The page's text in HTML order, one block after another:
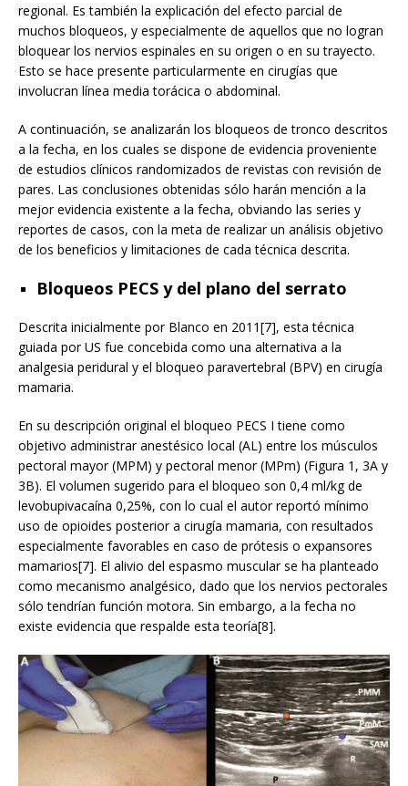
regional. Es también la explicación del efecto parcial de
muchos bloqueos, y especialmente de aquellos que no logran
bloquear los nervios espinales en su origen o en su trayecto.
Esto se hace presente particularmente en cirugías que
involucran línea media torácica o abdominal.
A continuación, se analizarán los bloqueos de tronco descritos
a la fecha, en los cuales se dispone de evidencia proveniente
de estudios clínicos randomizados de revistas con revisión de
pares. Las conclusiones obtenidas sólo harán mención a la
mejor evidencia existente a la fecha, obviando las series y
reportes de casos, con la meta de realizar un análisis objetivo
de los beneficios y limitaciones de cada técnica descrita.
Bloqueos PECS y del plano del serrato
Descrita inicialmente por Blanco en 2011[7], esta técnica
guiada por US fue concebida como una alternativa a la
analgesia peridural y el bloqueo paravertebral (BPV) en cirugía
mamaria.
En su descripción original el bloqueo PECS I tiene como
objetivo administrar anestésico local (AL) entre los músculos
pectoral mayor (MPM) y pectoral menor (MPm) (Figura 1, 3A y
3B). El volumen sugerido para el bloqueo son 0,4 ml/kg de
levobupivacaína 0,25%, con lo cual el autor reportó mínimo
uso de opioides posterior a cirugía mamaria, con resultados
especialmente favorables en caso de prótesis o expansores
mamarios[7]. El alivio del espasmo muscular se ha planteado
como mecanismo analgésico, dado que los nervios pectorales
sólo tendrían función motora. Sin embargo, a la fecha no
existe evidencia que respalde esta teoría[8].